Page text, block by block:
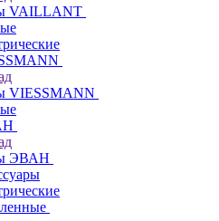
VAILLANT
VIESSMANN
ЭВАН